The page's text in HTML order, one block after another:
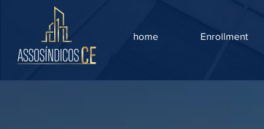
home Enrollment